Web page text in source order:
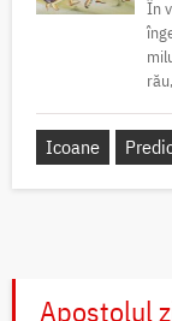
În
Icoane
Apostolul